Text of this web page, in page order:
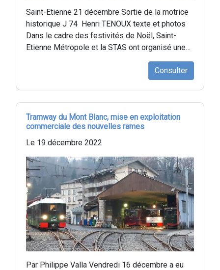
Saint-Etienne 21 décembre Sortie de la motrice
historique J 74 Henri TENOUX texte et photos
Dans le cadre des festivités de Noël, Saint-
Etienne Métropole et la STAS ont organisé une…
Consulter
Tramway du Mont Blanc, mise en exploitation
commerciale des nouvelles rames
Le 19 décembre 2022
Par Philippe Valla Vendredi 16 décembre a eu